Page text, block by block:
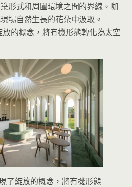
形式和周圍環境之間的界線。咖
場自然生長的花朵中汲取。
的概念，將有機形態轉化為太空
了綻放的概念，將有機形態